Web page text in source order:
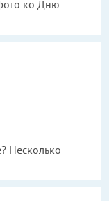
ко Дню
Несколько